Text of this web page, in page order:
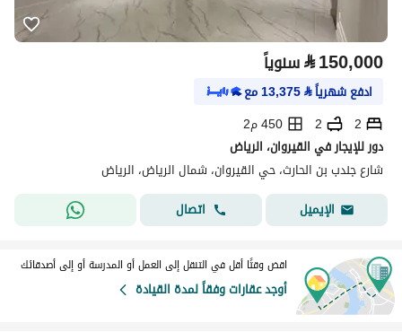
⃁150,000 سنوياً
ادفع شهرياً⃁
13,375مع
2
2
450 م2
دور للإيجار في القيروان، الرياض
شارع جندب بن الحارث، حي القيروان، شمال الرياض، الرياض
الإيميل
اتصال
اقض وقتًا أقل في التنقل إلى العمل أو المدرسة أو إلى أصدقائك
أوجد عقارات وفقاً لمدة القيادة